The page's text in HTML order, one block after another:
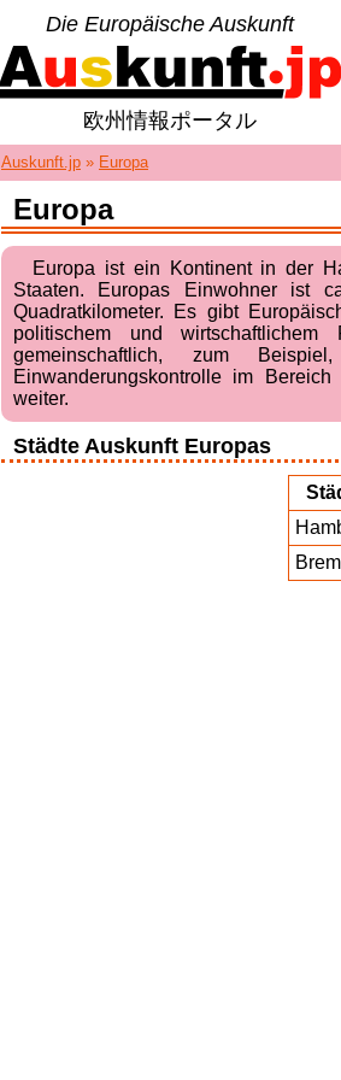
Die Europäische Auskunft
欧州情報ポータル
Auskunft.jp » Europa
Europa
Europa ist ein Kontinent in der
Staaten. Europas Einwohner ist
Quadratkilometer. Es gibt
politischem und
gemeinschaftlich, zum
Einwanderungskontrolle im
weiter.
Städte Auskunft Europas